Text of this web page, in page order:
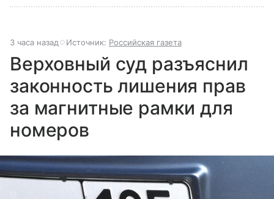
3 часа назад Источник: Российская газета
Верховный суд разъяснил
законность лишения прав
за магнитные рамки для
номеров